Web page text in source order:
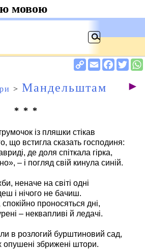
> Мандельштам ►
* * *
із пляшки стікав
що встигла сказать господиня:
де доля спіткала гірка,
– і погляд свій кинула синій.
неначе на світі одні
і нічого не бачиш.
проносяться дні,
– неквапливі й ледачі.
в розлогий бурштиновий сад,
опушені збрижені штори.